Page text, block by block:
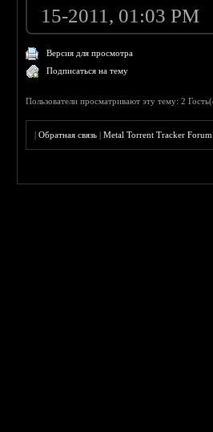
15-2011, 01:03 PM
Версия для просмотра
Подписаться на тему
Пользователи просматривают эту тему: 2
|Обратная связь |Metal Torrent Tracker Forum